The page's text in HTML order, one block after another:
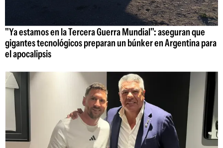
"Ya estamos en la Tercera Guerra Mundial": aseguran que
gigantes tecnológicos preparan un búnker en Argentina para
el apocalipsis